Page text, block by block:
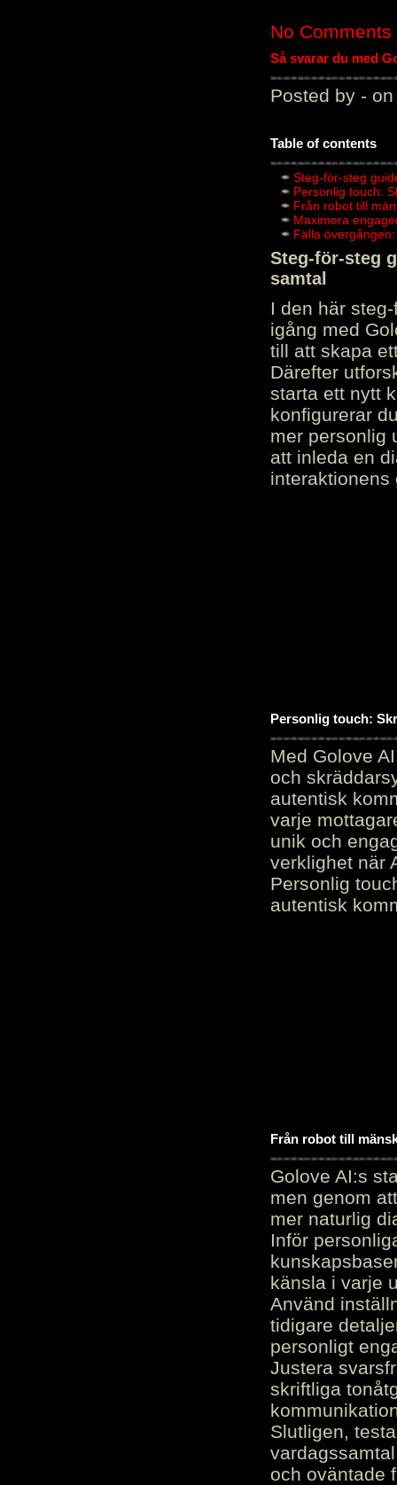
No Comments
Så svarar du med
Posted by - on
Table of contents
Steg-för-steg
Personlig touch:
Från robot till
Maximera
Fälla
Steg-för-steg
samtal
I den här
igång med
till att skapa
Därefter
starta ett nytt
konfigurerar
mer personlig
att inleda en
interaktionens
Personlig touch:
Med Golove
och
autentisk
varje
unik och
verklighet när
Personlig
autentisk
Från robot till
Golove AI:s
men genom
mer naturlig
Inför
känsla i varje
Använd
tidigare
personligt
Justera
skriftliga
Slutligen,
och oväntade